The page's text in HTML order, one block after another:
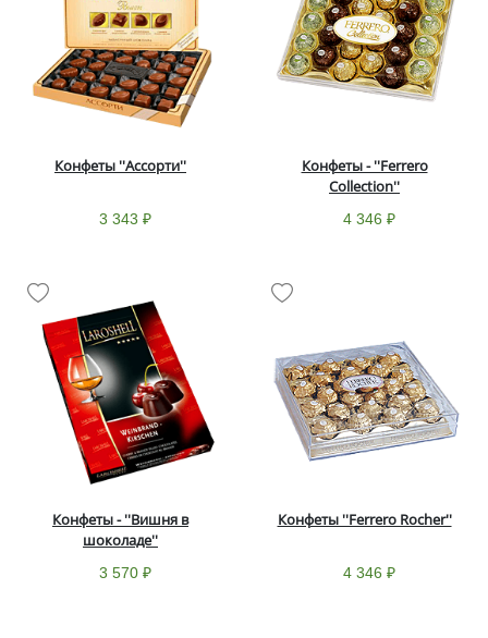
Конфеты ''Ассорти''
3 343 ₽
Конфеты - ''Ferrero
Collection''
4 346 ₽
Конфеты - ''Вишня в
шоколаде''
3 570 ₽
Конфеты ''Ferrero Rocher''
4 346 ₽